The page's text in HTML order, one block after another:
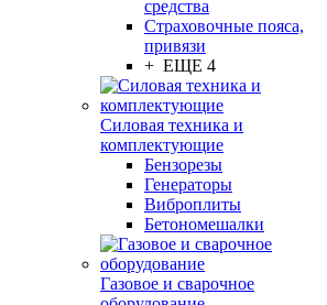
средства
Страховочные пояса,
привязи
+ ЕЩЕ 4
Силовая техника и
комплектующие
Бензорезы
Генераторы
Виброплиты
Бетономешалки
Газовое и сварочное